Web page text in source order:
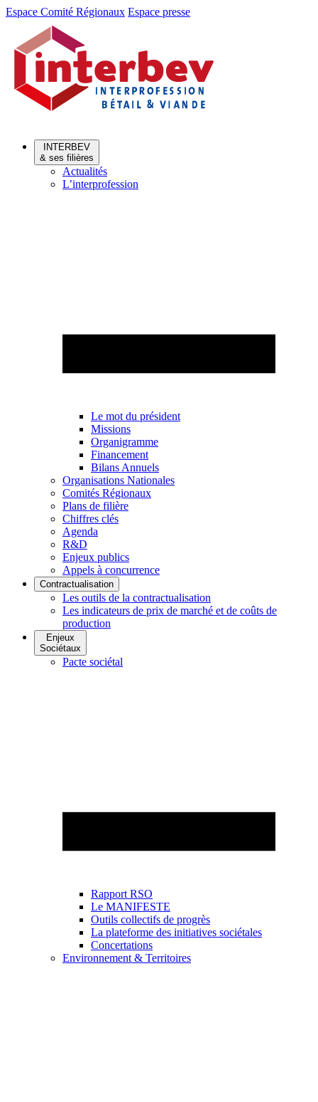
Aller
Aller
contenu
Espace Comité Régionaux Espace presse
INTERBEV
& ses filières
Actualités
L’interprofession
Le mot du président
Missions
Organigramme
Financement
Bilans Annuels
Organisations Nationales
Comités Régionaux
Plans de filière
Chiffres clés
Agenda
R&D
Enjeux publics
Appels à concurrence
Contractualisation
Les outils de la contractualisation
Les indicateurs de prix de marché et de coûts de
production
Enjeux
Sociétaux
Pacte sociétal
Rapport RSO
Le MANIFESTE
Outils collectifs de progrès
La plateforme des initiatives sociétales
Concertations
Environnement & Territoires